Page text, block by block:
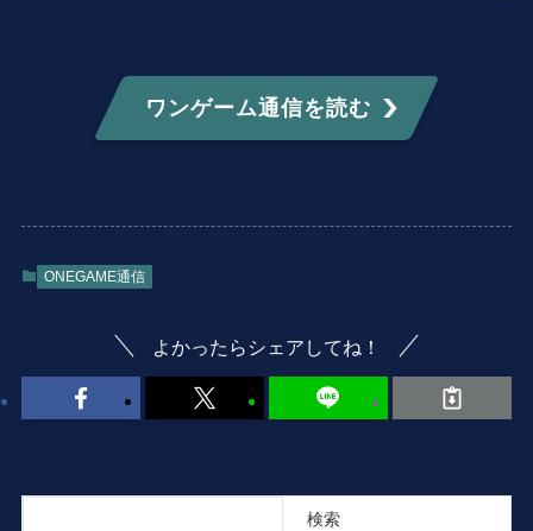
ワンゲーム通信を読む
ONEGAME通信
よかったらシェアしてね！
検索